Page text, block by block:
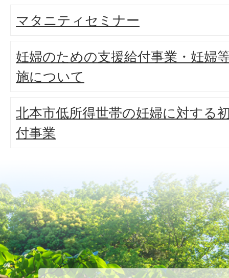
マタニティセミナー
妊婦のための支援給付事業・妊婦
施について
北本市低所得世帯の妊婦に対する
付事業